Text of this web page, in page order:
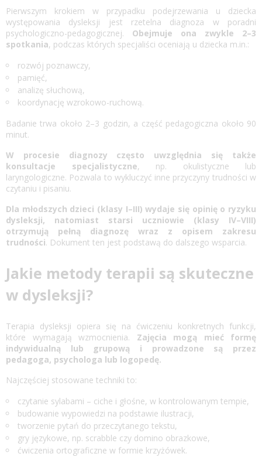
Pierwszym krokiem w przypadku podejrzewania u dziecka
występowania dysleksji jest rzetelna diagnoza w poradni
psychologiczno-pedagogicznej. Obejmuje ona zwykle 2–3
spotkania, podczas których specjaliści oceniają u dziecka m.in.:
rozwój poznawczy,
pamięć,
analizę słuchową,
koordynację wzrokowo-ruchową.
Badanie trwa około 2–3 godzin, a część pedagogiczna około 90
minut.
W procesie diagnozy często uwzględnia się także
konsultacje specjalistyczne, np. okulistyczne lub
laryngologiczne. Pozwala to wykluczyć inne przyczyny trudności w
czytaniu i pisaniu.
Dla młodszych dzieci (klasy I–III) wydaje się opinię o ryzyku
dysleksji, natomiast starsi uczniowie (klasy IV–VIII)
otrzymują pełną diagnozę wraz z opisem zakresu
trudności. Dokument ten jest podstawą do dalszego wsparcia.
Jakie metody terapii są skuteczne
w dysleksji?
Terapia dysleksji opiera się na ćwiczeniu konkretnych funkcji,
które wymagają wzmocnienia. Zajęcia mogą mieć formę
indywidualną lub grupową i prowadzone są przez
pedagoga, psychologa lub logopedę.
Najczęściej stosowane techniki to:
czytanie sylabami – ciche i głośne, w kontrolowanym tempie,
budowanie wypowiedzi na podstawie ilustracji,
tworzenie pytań do przeczytanego tekstu,
gry językowe, np. scrabble czy domino obrazkowe,
ćwiczenia ortograficzne w formie krzyżówek.